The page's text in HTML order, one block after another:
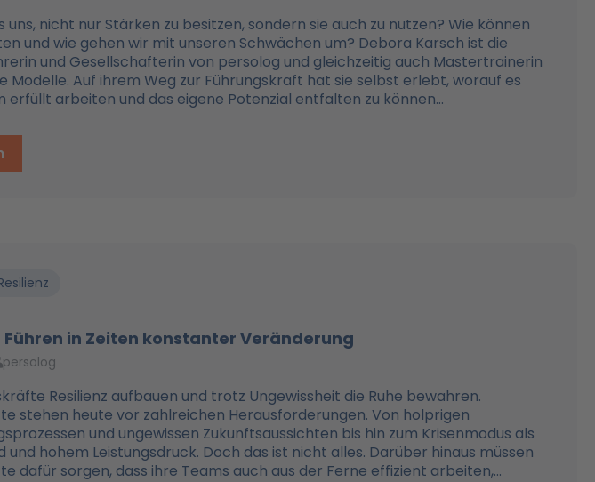
uns, nicht nur Stärken zu besitzen, sondern sie auch zu nutzen? Wie können
und wie gehen wir mit unseren Schwächen um? Debora Karsch ist die
und Gesellschafterin von persolog und gleichzeitig auch Mastertrainerin
Modelle. Auf ihrem Weg zur Führungskraft hat sie selbst erlebt, worauf es
erfüllt arbeiten und das eigene Potenzial entfalten zu können...
in Zeiten konstanter Veränderung
persolog
Resilienz aufbauen und trotz Ungewissheit die Ruhe bewahren.
stehen heute vor zahlreichen Herausforderungen. Von holprigen
und ungewissen Zukunftsaussichten bis hin zum Krisenmodus als
und hohem Leistungsdruck. Doch das ist nicht alles. Darüber hinaus müssen
dafür sorgen, dass ihre Teams auch aus der Ferne effizient arbeiten,...